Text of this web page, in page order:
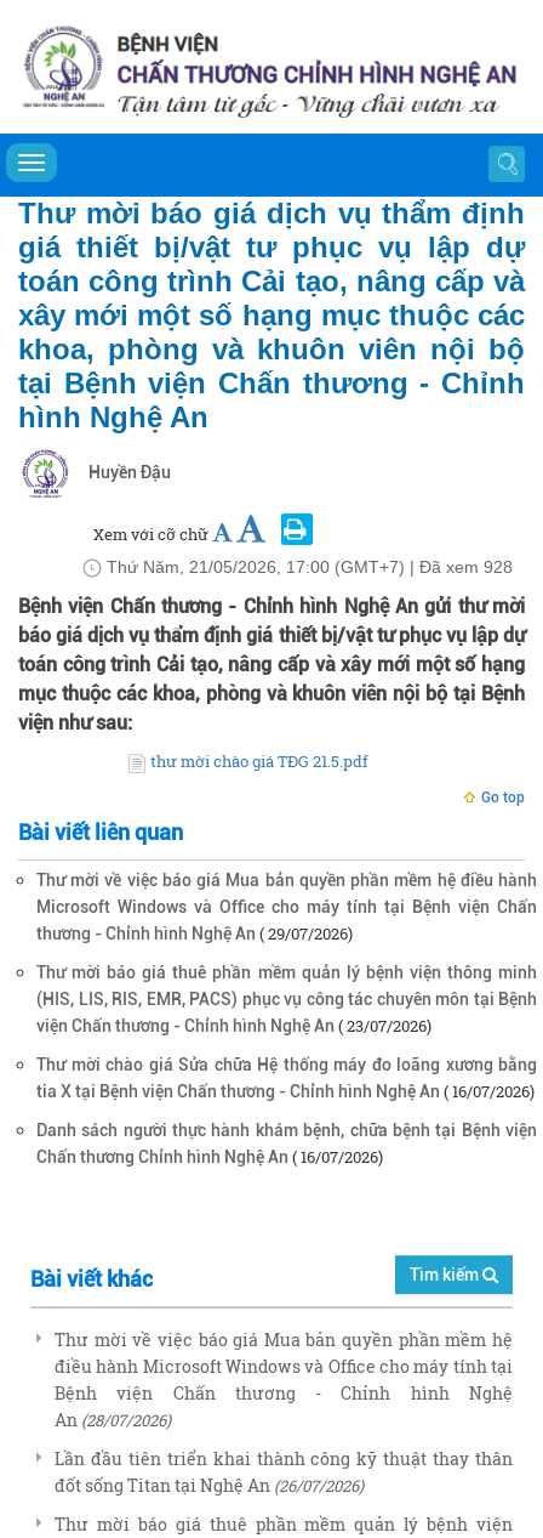
Toggle navigation
Thư mời báo giá dịch vụ thẩm định
giá thiết bị/vật tư phục vụ lập dự
toán công trình Cải tạo, nâng cấp và
xây mới một số hạng mục thuộc các
khoa, phòng và khuôn viên nội bộ
tại Bệnh viện Chấn thương - Chỉnh
hình Nghệ An
Huyền Đậu
Xem với cỡ chữ
Thứ Năm, 21/05/2026, 17:00 (GMT+7) | Đã xem 928
Bệnh viện Chấn thương - Chỉnh hình Nghệ An gửi thư mời
báo giá dịch vụ thẩm định giá thiết bị/vật tư phục vụ lập dự
toán công trình Cải tạo, nâng cấp và xây mới một số hạng
mục thuộc các khoa, phòng và khuôn viên nội bộ tại Bệnh
viện như sau:
thư mời chào giá TĐG 21.5.pdf
Go top
Bài viết liên quan
Thư mời về việc báo giá Mua bản quyền phần mềm hệ điều hành
Microsoft Windows và Office cho máy tính tại Bệnh viện Chấn
thương - Chỉnh hình Nghệ An ( 29/07/2026)
Thư mời báo giá thuê phần mềm quản lý bệnh viện thông minh
(HIS, LIS, RIS, EMR, PACS) phục vụ công tác chuyên môn tại Bệnh
viện Chấn thương - Chỉnh hình Nghệ An ( 23/07/2026)
Thư mời chào giá Sửa chữa Hệ thống máy đo loãng xương bằng
tia X tại Bệnh viện Chấn thương - Chỉnh hình Nghệ An ( 16/07/2026)
Danh sách người thực hành khám bệnh, chữa bệnh tại Bệnh viện
Chấn thương Chỉnh hình Nghệ An ( 16/07/2026)
Bài viết khác Tìm kiếm
Thư mời về việc báo giá Mua bản quyền phần mềm hệ
điều hành Microsoft Windows và Office cho máy tính tại
Bệnh viện Chấn thương - Chỉnh hình Nghệ
An (28/07/2026)
Lần đầu tiên triển khai thành công kỹ thuật thay thân
đốt sống Titan tại Nghệ An (26/07/2026)
Thư mời báo giá thuê phần mềm quản lý bệnh viện